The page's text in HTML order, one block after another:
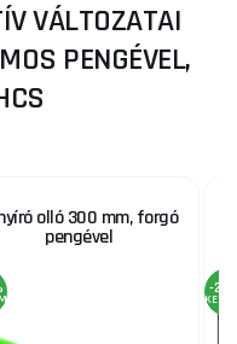
VÁLTOZATAI
PENGÉVEL,
olló 300 mm, forgó
pengével
-23